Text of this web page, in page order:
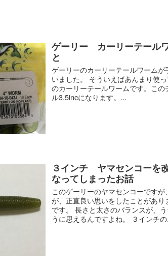
ゲーリー カーリーテール
と
ゲーリーのカーリーテールワーム
いました。 そういえばあんまり使
のカーリーテールワームです。こ
ル3.5incになります。...
３インチ ヤマセンコーを
なってしまったお話
このゲーリーのヤマセンコーです
が、正直良い思いをしたことがあ
です。 長さと太さのバランスが、
うに思えるんですよね。 ３インチ